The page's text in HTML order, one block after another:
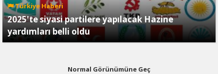
Türkiye Haberi
2025'te siyasi partilere yapılacak Hazine
yardımları belli oldu
Normal Görünümüne Geç